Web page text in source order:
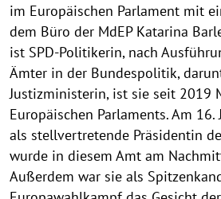
im Europäischen Parlament mit
dem Büro der MdEP Katarina
ist SPD-Politikerin, nach
Ämter in der Bundespolitik,
Justizministerin, ist sie seit 2019
Europäischen Parlaments. Am
als stellvertretende Präsidentin
wurde in diesem Amt am
Außerdem war sie als